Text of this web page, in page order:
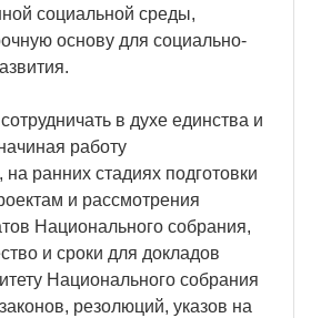
социальной среды,
основу для социально-
в духе единства и
работу
ранних стадиях подготовки
и рассмотрения
Национального собрания,
и сроки для докладов
Национального собрания
резолюций, указов на